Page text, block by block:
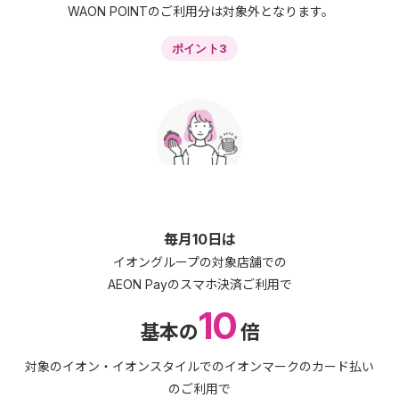
WAON POINTのご利用分は対象外となります。
ポイント3
毎月10日は
イオングループの対象店舗での
AEON Payのスマホ決済ご利用で
基本の10倍
対象のイオン・イオンスタイルでのイオンマークのカード払い
のご利用で